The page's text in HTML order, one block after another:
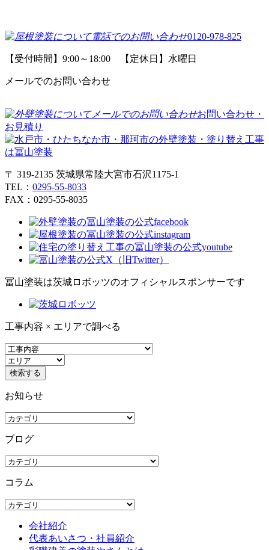
0120-978-825
【受付時間】9:00～18:00 【定休日】水曜日
メールでのお問い合わせ
お問い合わせ・
お見積り
〒 319-2135 茨城県常陸大宮市石沢1175-1
TEL： 0295-55-8033
FAX：0295-55-8035
冨山塗装は茨城ロボッツのオフィシャルスポンサーです
工事内容 × エリアで調べる
お知らせ
ブログ
コラム
会社紹介
代表あいさつ・社員紹介